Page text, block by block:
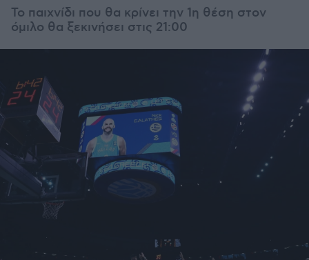
Το παιχνίδι που θα κρίνει την 1η θέση στον
όμιλο θα ξεκινήσει στις 21:00